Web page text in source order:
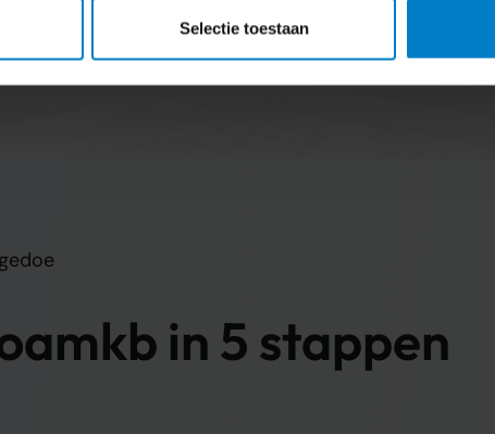
Selectie toestaan
in 5 stappen